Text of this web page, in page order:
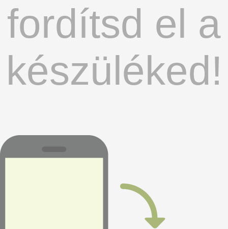
fordítsd el a
készüléked!